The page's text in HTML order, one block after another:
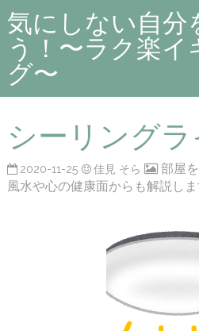
気にしない自分
う！〜ラク楽イ
グ〜
シーリングラ
2020-11-25 佳見 そら
部屋
風水や心の健康面からも解説しま